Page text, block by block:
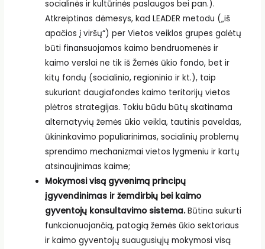
socialinės ir kultūrinės paslaugos bei pan.).
Atkreiptinas dėmesys, kad LEADER metodu („iš
apačios į viršų“) per Vietos veiklos grupes galėtų
būti finansuojamos kaimo bendruomenės ir
kaimo verslai ne tik iš Žemės ūkio fondo, bet ir
kitų fondų (socialinio, regioninio ir kt.), taip
sukuriant daugiafondes kaimo teritorijų vietos
plėtros strategijas. Tokiu būdu būtų skatinama
alternatyvių žemės ūkio veikla, tautinis paveldas,
ūkininkavimo populiarinimas, socialinių problemų
sprendimo mechanizmai vietos lygmeniu ir kartų
atsinaujinimas kaime;
Mokymosi visą gyvenimą principų
įgyvendinimas ir žemdirbių bei kaimo
gyventojų konsultavimo sistema.Būtina sukurti
funkcionuojančią, patogią žemės ūkio sektoriaus
ir kaimo gyventojų suaugusiųjų mokymosi visą